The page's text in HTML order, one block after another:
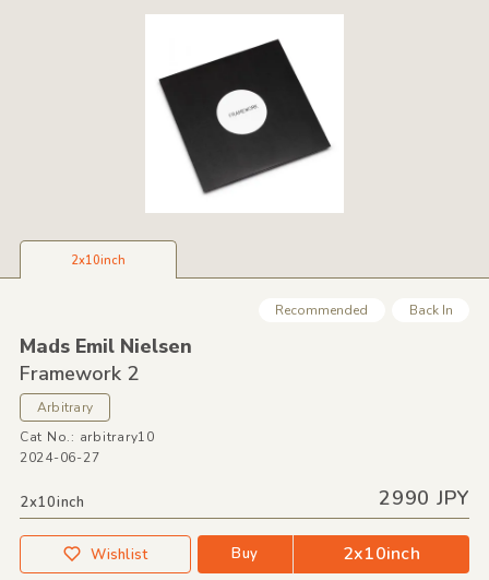
2x10inch
Recommended Back In
Mads Emil Nielsen
Framework 2
Arbitrary
Cat No.: arbitrary10
2024-06-27
2x10inch 2990 JPY
Wishlist Buy 2x10inch